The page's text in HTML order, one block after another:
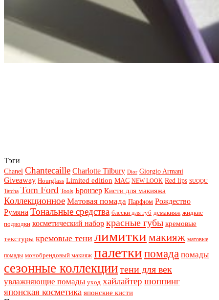
Тэги
Chanel Chantecaille Charlotte Tilbury Dior Giorgio Armani
Giveaway Hourglass Limited edition MAC NEW LOOK Red lips SUQQU
Tatcha Tom Ford Tools Бронзер Кисти для макияжа
Коллекционное Матовая помада Парфюм Рождество
Румяна Тональные средства блески для губ демакияж жидкие
подводки косметический набор красные губы кремовые
текстуры кремовые тени лимиткимакияж матовые
помады монобрендовый макияж палеткипомада помады
сезонные коллекциитени для век
увлажняющие помады уход хайлайтер шоппинг
японская косметика японские кисти